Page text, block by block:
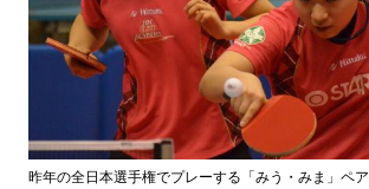
昨年の全日本選手権でプレーする「みう・みま」ペア